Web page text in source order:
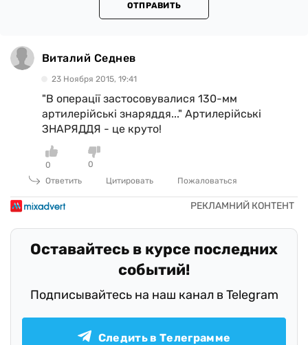
ОТПРАВИТЬ
Виталий Седнев
23 Ноября 2015, 19:41
"В операції застосовувалися 130-мм
артилерійські знаряддя..." Артилерійські
ЗНАРЯДДЯ - це круто!
0
0
Ответить
Цитировать Пожаловаться
Оставайтесь в курсе последних
событий!
Подписывайтесь на наш канал в Telegram
Следить в Телеграмме